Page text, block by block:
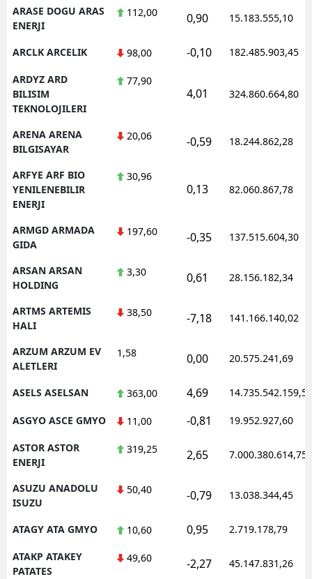
ARASE DOGU ARAS
ENERJI
112,00 0,90 15.183.555,10
ARCLK ARCELIK 98,00 -0,10 182.485.903,45
ARDYZ ARD
BILISIM
TEKNOLOJILERI
77,90
4,01 324.860.664,80
ARENA ARENA
BILGISAYAR
20,06 -0,59 18.244.862,28
ARFYE ARF BIO
YENILENEBILIR
ENERJI
30,96
0,13 82.060.867,78
ARMGD ARMADA
GIDA
197,60 -0,35 137.515.604,30
ARSAN ARSAN
HOLDING
3,30 0,61 28.156.182,34
ARTMS ARTEMIS
HALI
38,50 -7,18 141.166.140,02
ARZUM ARZUM EV
ALETLERI
1,58 0,00 20.575.241,69
ASELS ASELSAN 363,00 4,69 14.735.542.159,50
ASGYO ASCE GMYO 11,00 -0,81 19.952.927,60
ASTOR ASTOR
ENERJI
319,25 2,65 7.000.380.614,75
ASUZU ANADOLU
ISUZU
50,40 -0,79 13.038.344,45
ATAGY ATA GMYO 10,60 0,95 2.719.178,79
ATAKP ATAKEY
PATATES
49,60 -2,27 45.147.831,26